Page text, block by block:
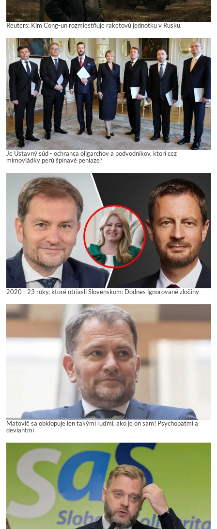
Reuters: Kim Čong-un rozmiestňuje raketovú jednotku v Rusku.
Je Ústavný súd - ochranca oligarchov a podvodníkov, ktorí cez
mimovládky perú špinavé peniaze?
2020 - 23 roky, ktoré otriasli Slovenskom: Dodnes ignorované zločiny
Matovič sa obklopuje len takými ľuďmi, ako je on sám! Psychopatmi a
deviantmi